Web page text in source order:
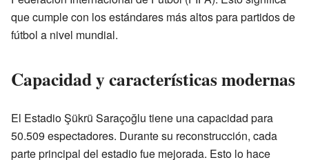
que cumple con los estándares más altos para partidos de
fútbol a nivel mundial.
Capacidad y características modernas
El Estadio Şükrü Saraçoğlu tiene una capacidad para
50.509 espectadores. Durante su reconstrucción, cada
parte principal del estadio fue mejorada. Esto lo hace